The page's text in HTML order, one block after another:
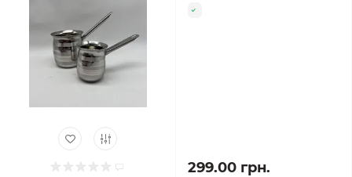
299.00 грн.